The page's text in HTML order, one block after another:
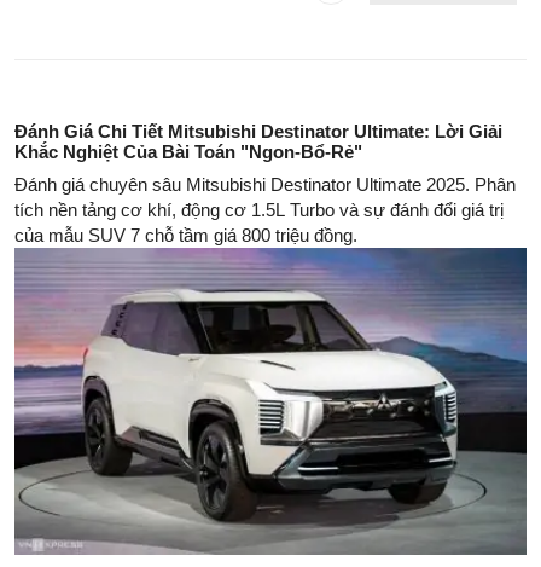
Đánh Giá Chi Tiết Mitsubishi Destinator Ultimate: Lời Giải
Khắc Nghiệt Của Bài Toán "Ngon-Bổ-Rẻ"
Đánh giá chuyên sâu Mitsubishi Destinator Ultimate 2025. Phân
tích nền tảng cơ khí, động cơ 1.5L Turbo và sự đánh đổi giá trị
của mẫu SUV 7 chỗ tầm giá 800 triệu đồng.